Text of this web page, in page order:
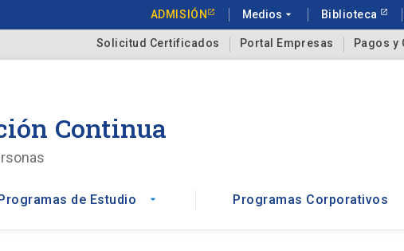
ADMISIÓN Medios arrow_drop_down Biblioteca
Solicitud Certificados Portal Empresas Pagos y
Continua
de Estudio arrow_drop_down Programas Corporativos